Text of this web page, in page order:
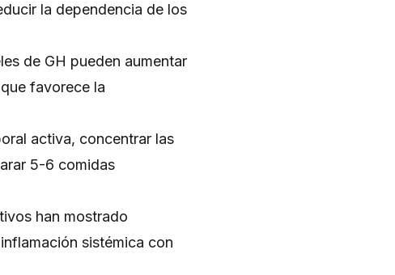
la dependencia de los
de GH pueden aumentar
favorece la
activa, concentrar las
5-6 comidas
han mostrado
sistémica con